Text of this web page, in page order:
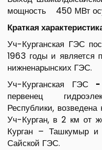
мощность 450 МВт
Краткая
Уч-Курганская ГЭС
1963 годы и является
нижненарынских ГЭС.
Уч-Курганская ГЭС-
первенец
Республики,
Уч-Курган, в 2 км от
Курган – Ташкумыр
Сайской ГЭС.